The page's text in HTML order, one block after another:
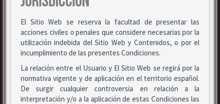
El Sitio Web se reserva la facultad de presentar las
acciones civiles o penales que considere necesarias por la
utilización indebida del Sitio Web y Contenidos, o por el
incumplimiento de las presentes Condiciones.
La relación entre el Usuario y El Sitio Web se regirá por la
normativa vigente y de aplicación en el territorio español.
De surgir cualquier controversia en relación a la
interpretación y/o a la aplicación de estas Condiciones las